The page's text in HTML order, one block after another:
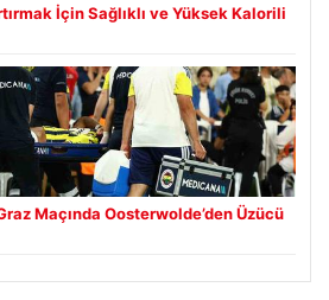
İçin Sağlıklı ve Yüksek Kalorili
Maçında Oosterwolde’den Üzücü